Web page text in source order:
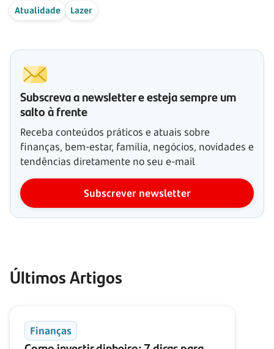
Atualidade Lazer
Subscreva a newsletter e esteja sempre um
salto à frente
Receba conteúdos práticos e atuais sobre
finanças, bem-estar, família, negócios, novidades e
tendências diretamente no seu e-mail
Subscrever newsletter
Últimos Artigos
Finanças